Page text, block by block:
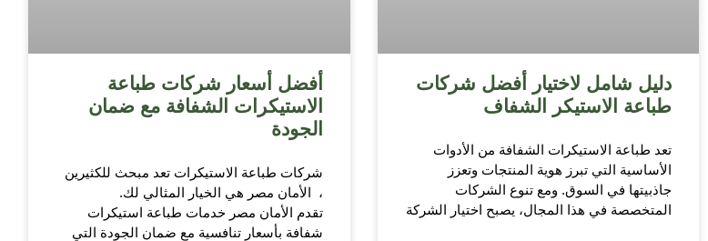
دليل شامل لاختيار أفضل شركات
طباعة الاستيكر الشفاف
تعد طباعة الاستيكرات الشفافة من الأدوات
الأساسية التي تبرز هوية المنتجات وتعزز
جاذبيتها في السوق. ومع تنوع الشركات
المتخصصة في هذا المجال، يصبح اختيار الشركة
أفضل أسعار شركات طباعة
الاستيكرات الشفافة مع ضمان
الجودة
شركات طباعة الاستيكرات تعد مبحث للكثيرين
، الأمان مصر هي الخيار المثالي لك.
تقدم الأمان مصر خدمات طباعة استيكرات
شفافة بأسعار تنافسية مع ضمان الجودة التي